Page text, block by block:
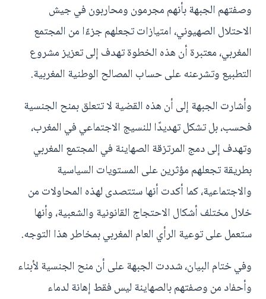
وصفتهم الجبهة بأنهم مجرمون ومحاربون في جيش
الاحتلال الصهيوني، امتيازات تجعلهم جزءًا من المجتمع
المغربي، معتبرة أن هذه الخطوة تهدف إلى تعزيز مشروع
التطبيع وتشرعنه على حساب المصالح الوطنية المغربية.
وأشارت الجبهة إلى أن هذه القضية لا تتعلق بمنح الجنسية
فحسب، بل تشكل تهديدًا للنسيج الاجتماعي في المغرب،
وتهدف إلى دمج المرتزقة الصهاينة في المجتمع المغربي
بطريقة تجعلهم مؤثرين على المستويات السياسية
والاجتماعية، كما أكدت أنها ستتصدى لهذه المحاولات من
خلال مختلف أشكال الاحتجاج القانونية والشعبية، وأنها
ستعمل على توعية الرأي العام المغربي بمخاطر هذا التوجه.
وفي ختام البيان، شددت الجبهة على أن منح الجنسية لأبناء
وأحفاد من وصفتهم بالصهاينة ليس فقط إهانة لدماء